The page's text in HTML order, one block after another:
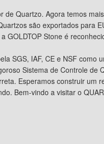
de Quartzo. Agora temos
são exportados para
GOLDTOP Stone é
SGS, IAF, CE e NSF como
Sistema de Controle de
Esperamos construir um
Bem-vindo a visitar o